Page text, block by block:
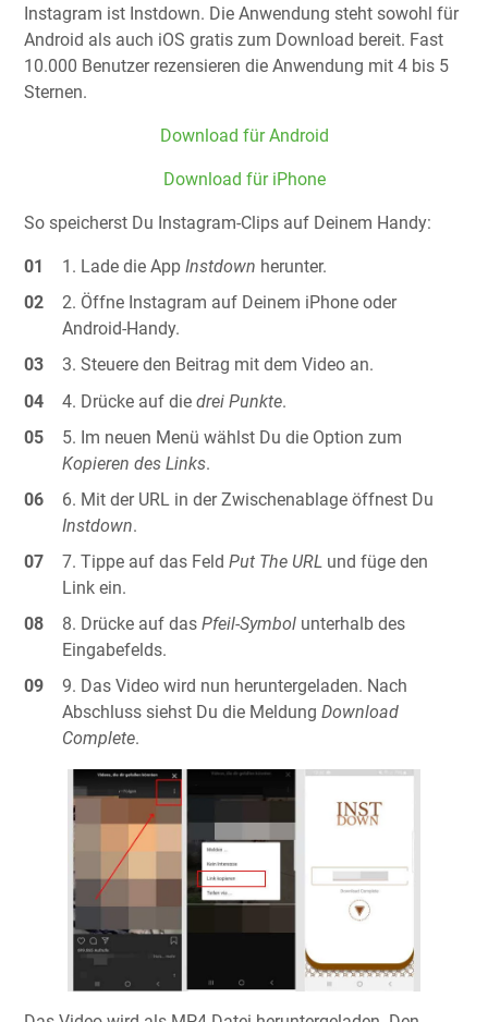
Instagram ist Instdown. Die Anwendung steht sowohl für
Android als auch iOS gratis zum Download bereit. Fast
10.000 Benutzer rezensieren die Anwendung mit 4 bis 5
Sternen.
Download für Android
Download für iPhone
So speicherst Du Instagram-Clips auf Deinem Handy:
Lade die AppInstdown herunter.
Öffne Instagram auf Deinem iPhone oder
Android-Handy.
Steuere den Beitrag mit dem Video an.
Drücke auf diedrei Punkte.
Im neuen Menü wählst Du die Option zum
Kopieren des Links.
Mit der URL in der Zwischenablage öffnest Du
Instdown.
Tippe auf das FeldPut The URL und füge den
Link ein.
Drücke auf dasPfeil-Symbol unterhalb des
Eingabefelds.
Das Video wird nun heruntergeladen. Nach
Abschluss siehst Du die MeldungDownload
Complete.